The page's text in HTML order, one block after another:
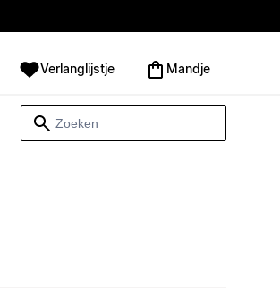
Verlanglijstje Mandje